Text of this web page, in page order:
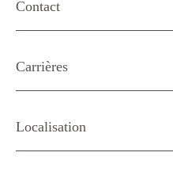
Contact
Carrières
Localisation